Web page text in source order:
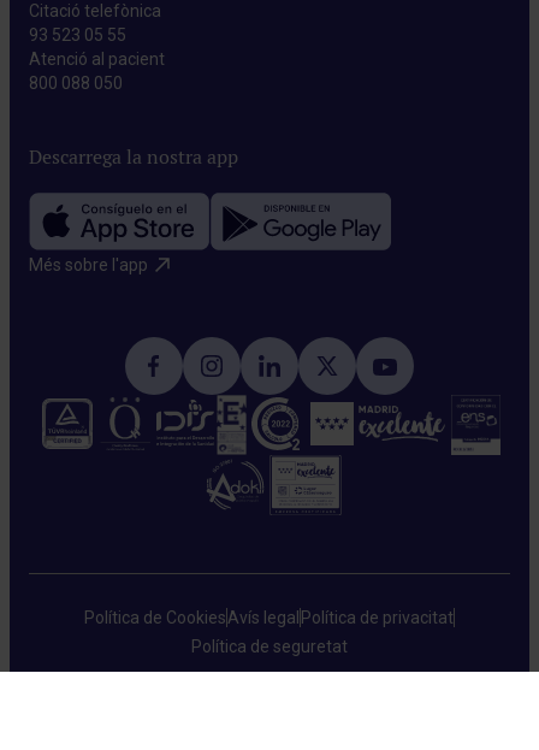
Citació telefònica
93 523 05 55
Atenció al pacient
800 088 050
Descarrega la nostra app
Més sobre l'app​
Política de CookiesAvís legal Política de privacitat
Política de seguretat